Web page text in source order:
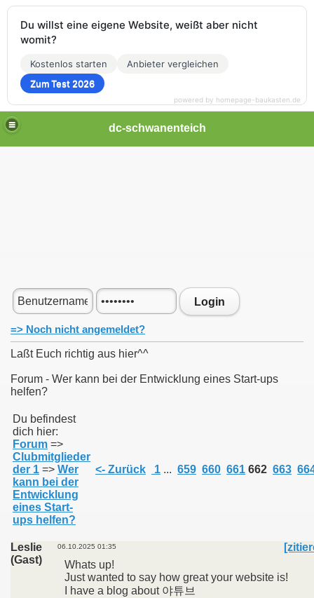
dc-schwanenteich
Login
=> Noch nicht angemeldet?
Laßt Euch richtig aus hier^^
Forum - Wer kann bei der Entwicklung eines Start-ups
helfen?
Du befindest
dich hier:
Forum =>
Clubmitglieder
der 1 => Wer
kann bei der
Entwicklung
eines Start-
ups helfen?
<- Zurück 1 ... 659 660 661 662 663
Leslie
(Gast)
06.10.2025 01:35
Whats up!
Just wanted to say how great your website is!
I have a blog about 야튜브
Du willst eine eigene Website, weißt aber nicht
womit?
Kostenlos starten
Anbieter vergleichen
Zum Test 2026
powered by homepage-baukasten.de